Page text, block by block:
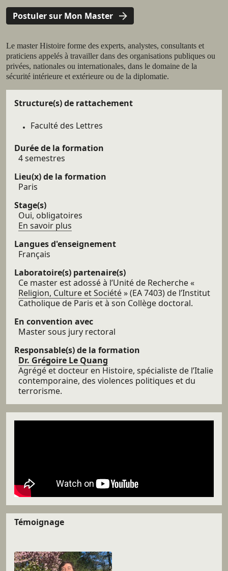
Postuler sur Mon Master
Résumé
Le master Histoire forme des experts, analystes, consultants et
praticiens appelés à travailler dans des organisations publiques ou
privées, nationales ou internationales, dans le domaine de la
sécurité intérieure et extérieure ou de la diplomatie.
Structure(s) de rattachement
Faculté des Lettres
Durée de la formation
4 semestres
Lieu(x) de la formation
Paris
Stage(s)
Oui, obligatoires
En savoir plus
des
Langues d'enseignement
Français
Laboratoire(s) partenaire(s)
Ce master est adossé à l’Unité de Recherche «
Religion, Culture et Société» (EA 7403) de l’Institut
Catholique de Paris et à son Collège doctoral.
En convention avec
Master sous jury rectoral
Responsable(s) de la formation
Dr. Grégoire Le Quang
Agrégé et docteur en Histoire, spécialiste de l’Italie
contemporaine, des violences politiques et du
terrorisme.
Témoignage